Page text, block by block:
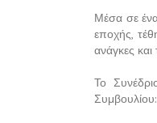
Μέσα σε ένα
εποχής,
ανάγκες
Το
Συμβουλίου: